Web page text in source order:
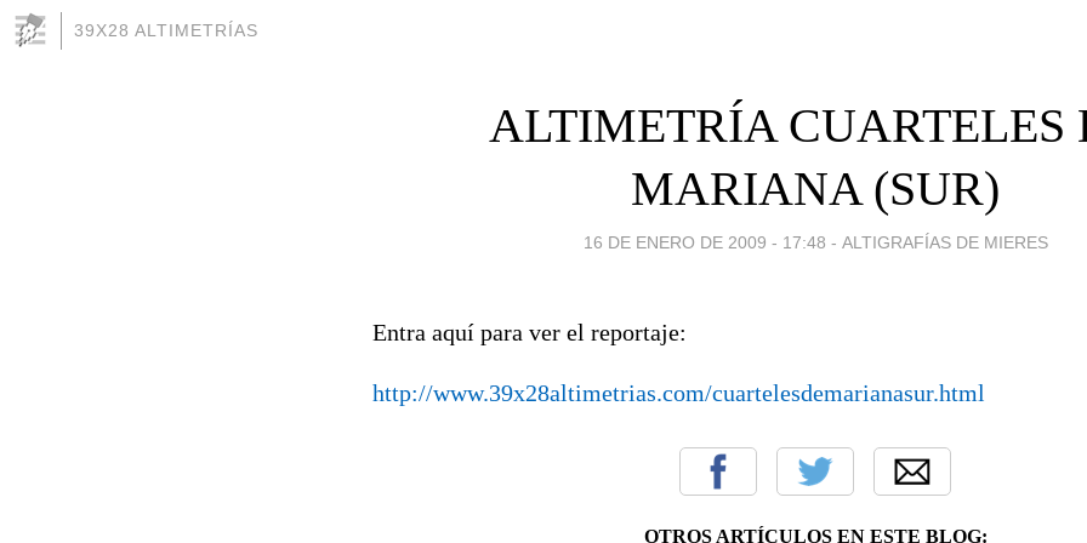
39X28 ALTIMETRÍAS
ALTIMETRÍA CUARTELES
MARIANA (SUR)
16 DE ENERO DE 2009 - 17:48 - ALTIGRAFÍAS DE MIERES
Entra aquí para ver el reportaje:
http://www.39x28altimetrias.com/cuartelesdemarianasur.html
OTROS ARTÍCULOS EN ESTE BLOG: